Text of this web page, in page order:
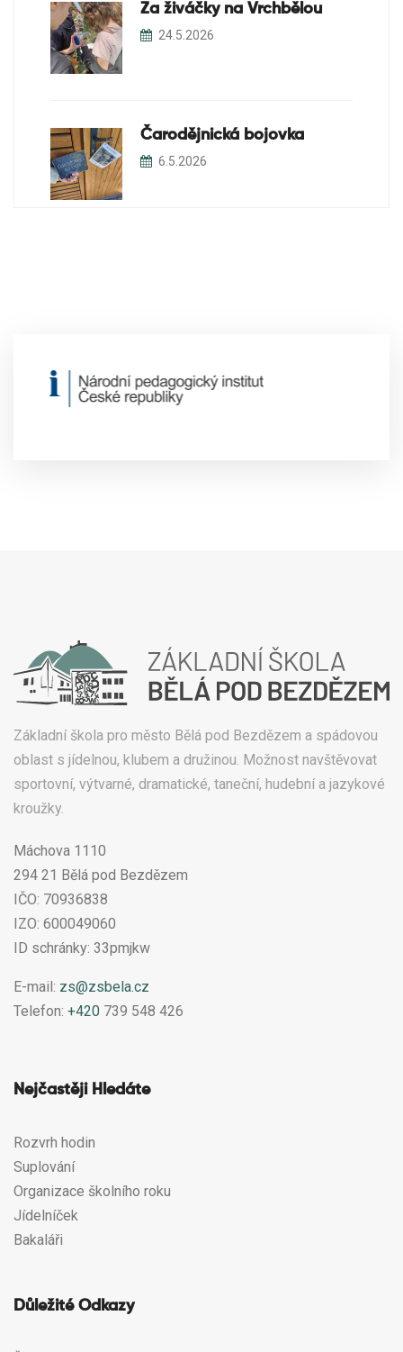
Za živáčky na Vrchbělou
24.5.2026
Čarodějnická bojovka
6.5.2026
Základní škola pro město Bělá pod Bezdězem a spádovou
oblast s jídelnou, klubem a družinou. Možnost navštěvovat
sportovní, výtvarné, dramatické, taneční, hudební a jazykové
kroužky.
Máchova 1110
294 21 Bělá pod Bezdězem
IČO: 70936838
IZO: 600049060
ID schránky: 33pmjkw
E-mail: zs@zsbela.cz
Telefon: +420 739 548 426
Nejčastěji Hledáte
Rozvrh hodin
Suplování
Organizace školního roku
Jídelníček
Bakaláři
Důležité Odkazy